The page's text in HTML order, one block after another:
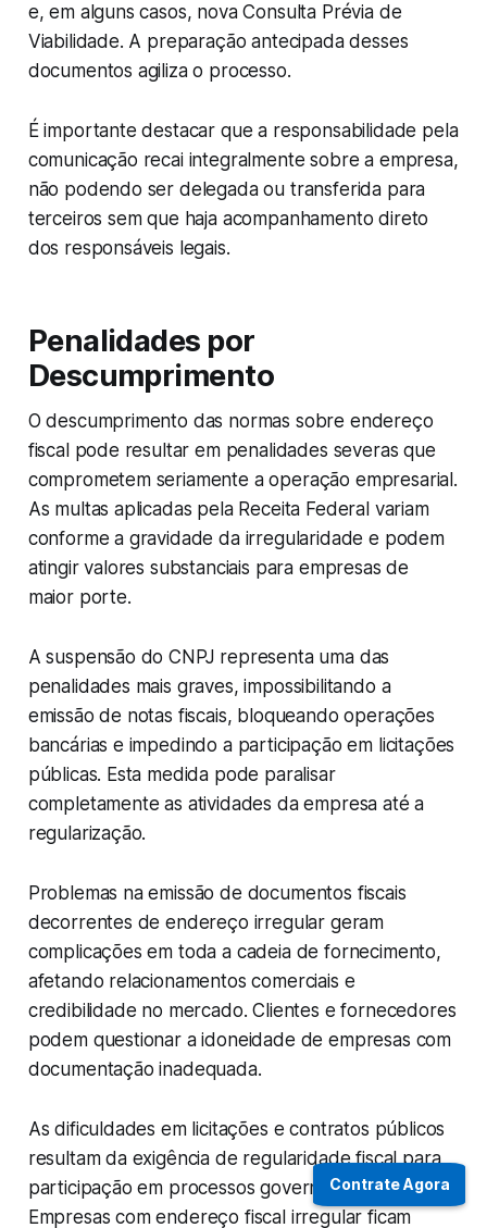
e, em alguns casos, nova Consulta Prévia de
Viabilidade. A preparação antecipada desses
documentos agiliza o processo.
É importante destacar que a responsabilidade pela
comunicação recai integralmente sobre a empresa,
não podendo ser delegada ou transferida para
terceiros sem que haja acompanhamento direto
dos responsáveis legais.
Penalidades por
Descumprimento
O descumprimento das normas sobre endereço
fiscal pode resultar em penalidades severas que
comprometem seriamente a operação empresarial.
As multas aplicadas pela Receita Federal variam
conforme a gravidade da irregularidade e podem
atingir valores substanciais para empresas de
maior porte.
A suspensão do CNPJ representa uma das
penalidades mais graves, impossibilitando a
emissão de notas fiscais, bloqueando operações
bancárias e impedindo a participação em licitações
públicas. Esta medida pode paralisar
completamente as atividades da empresa até a
regularização.
Problemas na emissão de documentos fiscais
decorrentes de endereço irregular geram
complicações em toda a cadeia de fornecimento,
afetando relacionamentos comerciais e
credibilidade no mercado. Clientes e fornecedores
podem questionar a idoneidade de empresas com
documentação inadequada.
As dificuldades em licitações e contratos públicos
resultam da exigência de regularidade fiscal para
participação em processos governamentais.
Empresas com endereço fiscal irregular ficam
Contrate Agora